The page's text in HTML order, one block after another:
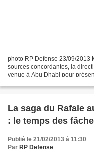
photo RP Defense 23/09/2013
sources concordantes, la
venue à Abu Dhabi pour
La saga du Rafale
: le temps des
Publié le 21/02/2013 à 11:30
Par RP Defense